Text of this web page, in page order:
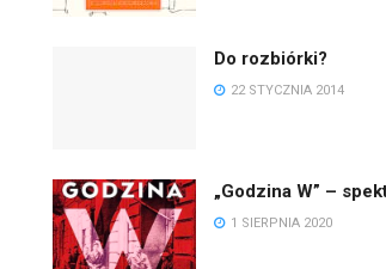
Do rozbiórki?
22 STYCZNIA 2014
„Godzina W” –
1 SIERPNIA 2020